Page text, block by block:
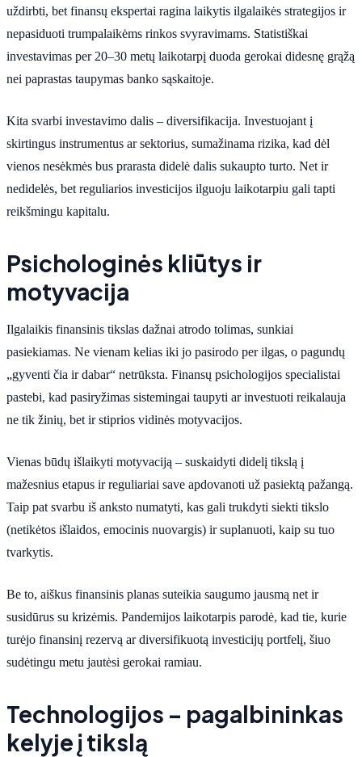
uždirbti, bet finansų ekspertai ragina laikytis ilgalaikės strategijos ir
nepasiduoti trumpalaikėms rinkos svyravimams. Statistiškai
investavimas per 20–30 metų laikotarpį duoda gerokai didesnę grąžą
nei paprastas taupymas banko sąskaitoje.
Kita svarbi investavimo dalis – diversifikacija. Investuojant į
skirtingus instrumentus ar sektorius, sumažinama rizika, kad dėl
vienos nesėkmės bus prarasta didelė dalis sukaupto turto. Net ir
nedidelės, bet reguliarios investicijos ilguoju laikotarpiu gali tapti
reikšmingu kapitalu.
Psichologinės kliūtys ir
motyvacija
Ilgalaikis finansinis tikslas dažnai atrodo tolimas, sunkiai
pasiekiamas. Ne vienam kelias iki jo pasirodo per ilgas, o pagundų
„gyventi čia ir dabar“ netrūksta. Finansų psichologijos specialistai
pastebi, kad pasiryžimas sistemingai taupyti ar investuoti reikalauja
ne tik žinių, bet ir stiprios vidinės motyvacijos.
Vienas būdų išlaikyti motyvaciją – suskaidyti didelį tikslą į
mažesnius etapus ir reguliariai save apdovanoti už pasiektą pažangą.
Taip pat svarbu iš anksto numatyti, kas gali trukdyti siekti tikslo
(netikėtos išlaidos, emocinis nuovargis) ir suplanuoti, kaip su tuo
tvarkytis.
Be to, aiškus finansinis planas suteikia saugumo jausmą net ir
susidūrus su krizėmis. Pandemijos laikotarpis parodė, kad tie, kurie
turėjo finansinį rezervą ar diversifikuotą investicijų portfelį, šiuo
sudėtingu metu jautėsi gerokai ramiau.
Technologijos – pagalbininkas
kelyje į tikslą